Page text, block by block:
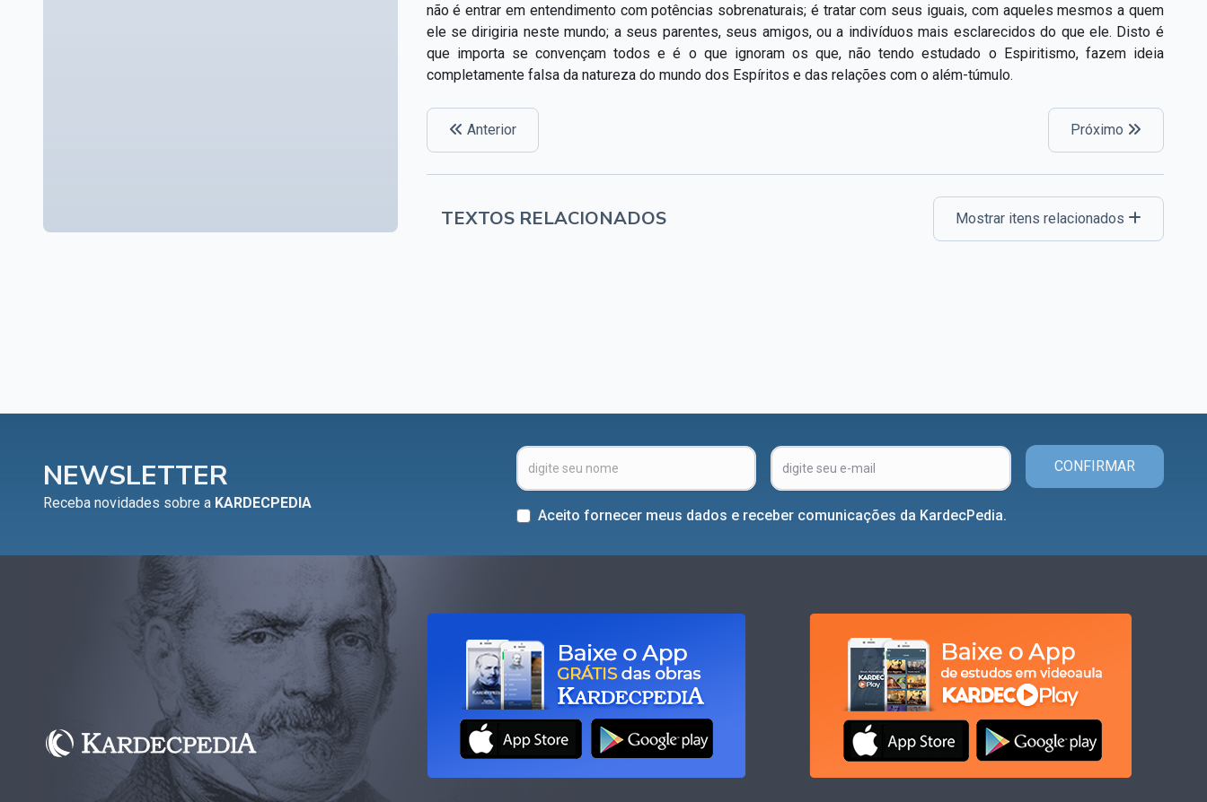
não é entrar em entendimento com potências sobrenaturais; é tratar com seus iguais, com aqueles mesmos a quem
ele se dirigiria neste mundo; a seus parentes, seus amigos, ou a indivíduos mais esclarecidos do que ele. Disto é
que importa se convençam todos e é o que ignoram os que, não tendo estudado o Espiritismo, fazem ideia
completamente falsa da natureza do mundo dos Espíritos e das relações com o além-túmulo.
Anterior Próximo
TEXTOS RELACIONADOS Mostrar itens relacionados
NEWSLETTER
Receba novidades sobre a KARDECPEDIA
CONFIRMAR
Aceito fornecer meus dados e receber comunicações da KardecPedia.